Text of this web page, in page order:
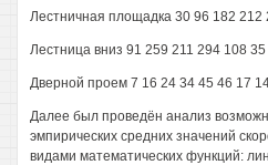
Лестничная площадка 30 96 182 212
Лестница вниз 91 259 211 294 108
Дверной проем 7 16 24 34 45 46 17
Далее был проведён анализ
эмпирических средних значений
видами математических функций: